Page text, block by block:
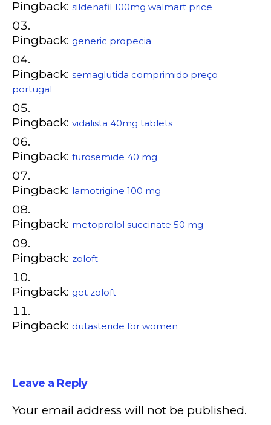
Pingback: sildenafil 100mg walmart price
Pingback: generic propecia
Pingback: semaglutida comprimido preço
portugal
Pingback: vidalista 40mg tablets
Pingback: furosemide 40 mg
Pingback: lamotrigine 100 mg
Pingback: metoprolol succinate 50 mg
Pingback: zoloft
Pingback: get zoloft
Pingback: dutasteride for women
Leave a Reply
Your email address will not be published.